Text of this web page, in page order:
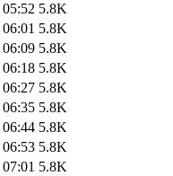
5.8K
5.8K
5.8K
5.8K
5.8K
5.8K
5.8K
5.8K
5.8K